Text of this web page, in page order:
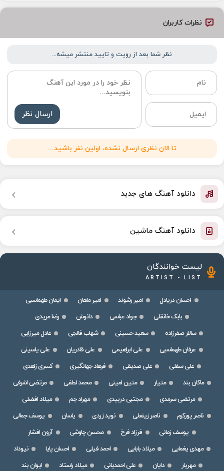
نظرات کاربران
نظر شما بعد از رویت و تایید منتشر میشه...
ارسال نظر
تا الان نظری ارسال نشده، اولین نفر باشید...
دانلود آهنگ های جدید
دانلود آهنگ ماشین
لیست خوانندگان
ARTIST - LIST
احسان دریادل امیر رشوند امیر ماهان
ایمان طهماسبی
بابک خانقلی
جواد عباسی دانوش
رضا مریدی
سالار صفرزاده
سعید حسینی شهاب فالجی
عادل میرزایی
عرفان طهماسبی
علی ابراهیمی علی قادریان
علی یاسینی
علی سفلی
علی صدیقی فرهاد جهانگیری
کسری زاهدی
ماکان بند
متیار متین امینی محمد لطفی
مرتضی اشرفی
مرتضی سرمدی
مجتبی دربیدی مهراد جم
میلاد افضلی
ناصر پورکرم
ناصر زینعلی نوید زردی یاسان
یوسف جمالی
یوسف زمانی
فرزاد فرخ محسن چاوشی
آرون افشار
مهدی یغمایی
میلاد بابایی احمد فیلی احسان پایا
نیوداد
مهریار
دایان علی احمدیانی میلاد راستاد
ایوان بند